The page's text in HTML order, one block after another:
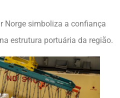
Norge simboliza a confiança
estrutura portuária da região.